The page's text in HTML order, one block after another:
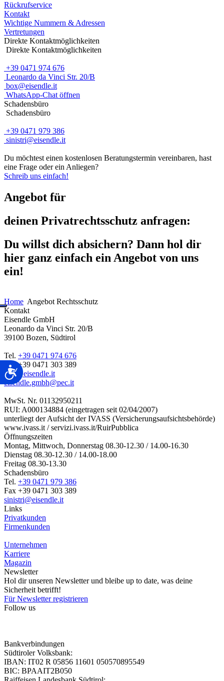
Barrierefreiheit
Rückrufservice
Kontakt
Wichtige Nummern & Adressen
Vertretungen
Direkte Kontaktmöglichkeiten
Direkte Kontaktmöglichkeiten
+39 0471 974 676
Leonardo da Vinci Str. 20/B
box@eisendle.it
WhatsApp-Chat öffnen
Schadensbüro
Schadensbüro
+39 0471 979 386
sinistri@eisendle.it
Du möchtest einen kostenlosen Beratungstermin vereinbaren, hast
eine Frage oder ein Anliegen?
Schreib uns einfach!
Angebot für
deinen Privatrechtsschutz anfragen:
Du willst dich absichern? Dann hol dir
hier ganz einfach ein Angebot von uns
ein!
Home Angebot Rechtsschutz
Kontakt
Eisendle GmbH
Leonardo da Vinci Str. 20/B
39100 Bozen, Südtirol
Tel. +39 0471 974 676
Fax +39 0471 303 389
box@eisendle.it
eisendle.gmbh@pec.it
MwSt. Nr. 01132950211
RUI: A000134884 (eingetragen seit 02/04/2007)
unterliegt der Aufsicht der IVASS (Versicherungsaufsichtsbehörde)
www.ivass.it / servizi.ivass.it/RuirPubblica
Öffnungszeiten
Montag, Mittwoch, Donnerstag 08.30-12.30 / 14.00-16.30
Dienstag 08.30-12.30 / 14.00-18.00
Freitag 08.30-13.30
Schadensbüro
Tel. +39 0471 979 386
Fax +39 0471 303 389
sinistri@eisendle.it
Links
Privatkunden
Firmenkunden
Unternehmen
Karriere
Magazin
Newsletter
Hol dir unseren Newsletter und bleibe up to date, was deine
Sicherheit betrifft!
Für Newsletter registrieren
Follow us
Bankverbindungen
Südtiroler Volksbank:
IBAN: IT02 R 05856 11601 050570895549
BIC: BPAAIT2B050